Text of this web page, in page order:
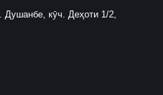
Душанбе, кӯч. Деҳоти 1/2,